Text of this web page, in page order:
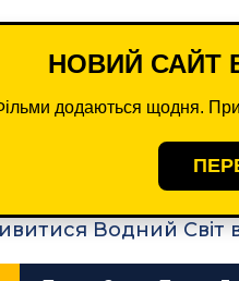
НОВИЙ САЙТ
додаються щодня.
Водний Світ